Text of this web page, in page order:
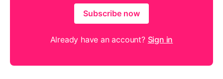
Subscribe now
Already have an account? Sign in